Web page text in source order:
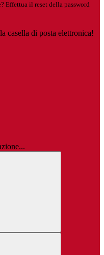
Effettua il reset della password
casella di posta elettronica!